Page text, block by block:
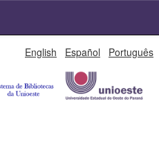
English Español Português